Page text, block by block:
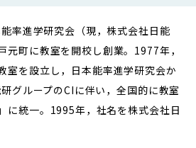
率進学研究会（現，株式会社日能
元町に教室を開校し創業。1977年，
室を設立し，日本能率進学研究会か
グループのCIに伴い，全国的に教室
統一。1995年，社名を株式会社日